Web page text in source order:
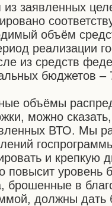
из заявленных
объём
реализации
из средств
бюджетов –
объёмы
можно
ВТО. Мы
и крепкую
повысит уровень
брошенные в
должны дать